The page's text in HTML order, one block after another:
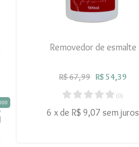
Removedor de esmalte
R$ 67,99 R$ 54,39
(0)
6 x de R$ 9,07 sem juros